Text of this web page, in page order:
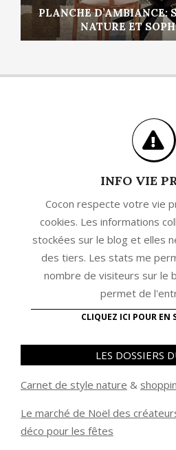
PLANCHE D’AMBIANCE:
NATURE ET
INFO VIE
Cocon respecte votre vie
cookies. Les informations
stockées sur le blog et elles
des tiers. Les stats me
nombre de visiteurs sur le
permet de
CLIQUEZ ICI POUR EN
LES DOSSIERS
Carnet de style nature &
Le marché de Noël des
déco pour les fêtes